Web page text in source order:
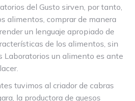
del Gusto sirven, por tanto,
alimentos, comprar de manera
un lenguaje apropiado de
de los alimentos, sin
Laboratorios un alimento es ante
tuvimos al criador de cabras
la productora de quesos